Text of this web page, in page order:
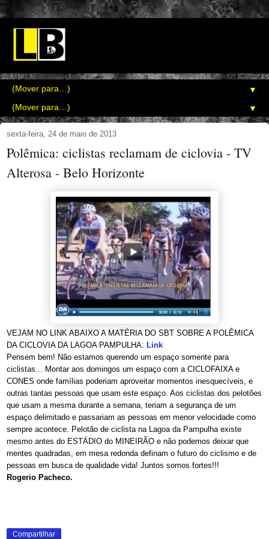
▼
▼
sexta-feira, 24 de maio de 2013
Polêmica: ciclistas reclamam de ciclovia - TV
Alterosa - Belo Horizonte
VEJAM NO LINK ABAIXO A MATÉRIA DO SBT SOBRE A POLÊMICA
DA CICLOVIA DA LAGOA PAMPULHA: Link
Pensem bem! Não estamos querendo um espaço somente para
ciclistas... Montar aos domingos um espaço com a CICLOFAIXA e
CONES onde famílias poderiam aproveitar momentos inesquecíveis, e
outras tantas pessoas que usam este espaço. Aos ciclistas dos pelotões
que usam a mesma durante a semana, teriam a segurança de um
espaço delimitado e passariam as pessoas em menor velocidade como
sempre acontece. Pelotão de ciclista na Lagoa da Pampulha existe
mesmo antes do ESTÁDIO do MINEIRÃO e não podemos deixar que
mentes quadradas, em mesa redonda definam o futuro do ciclismo e de
pessoas em busca de qualidade vida! Juntos somos fortes!!!
Rogerio Pacheco.
Compartilhar